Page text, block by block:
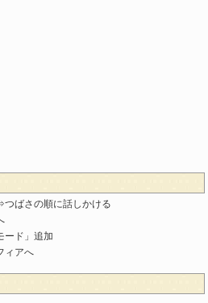
ばさの順に話しかける
ード」追加
ィアへ